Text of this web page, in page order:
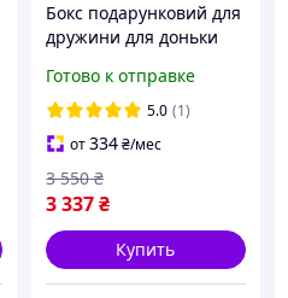
Бокс подарунковий для
дружини для доньки
мамі жінці на день
народження на 8
березня
Готово к отправке
5.0 (1)
от334₴/мес
3 337₴
3 550 ₴
Купить